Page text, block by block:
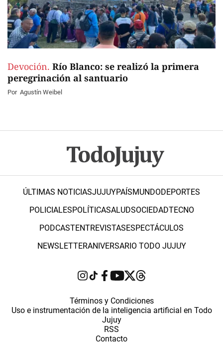
Devoción. Río Blanco: se realizó la primera
peregrinación al santuario
Por Agustín Weibel
ÚLTIMAS NOTICIASJUJUYPAÍSMUNDODEPORTES
POLICIALESPOLÍTICASALUDSOCIEDADTECNO
PODCASTENTREVISTASESPECTÁCULOS
NEWSLETTERANIVERSARIO TODO JUJUY
Términos y Condiciones
Uso e instrumentación de la inteligencia artificial en Todo
Jujuy
RSS
Contacto